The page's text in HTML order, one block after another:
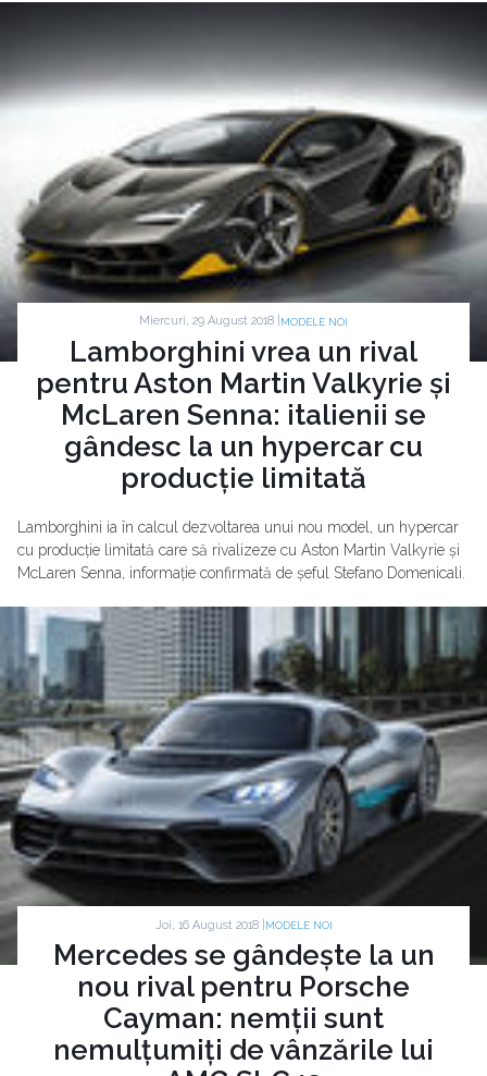
Miercuri, 29 August 2018 | MODELE NOI
Lamborghini vrea un rival
pentru Aston Martin Valkyrie și
McLaren Senna: italienii se
gândesc la un hypercar cu
producție limitată
Lamborghini ia în calcul dezvoltarea unui nou model, un hypercar
cu producție limitată care să rivalizeze cu Aston Martin Valkyrie și
McLaren Senna, informație confirmată de șeful Stefano Domenicali.
Joi, 16 August 2018 | MODELE NOI
Mercedes se gândește la un
nou rival pentru Porsche
Cayman: nemții sunt
nemulțumiți de vânzările lui